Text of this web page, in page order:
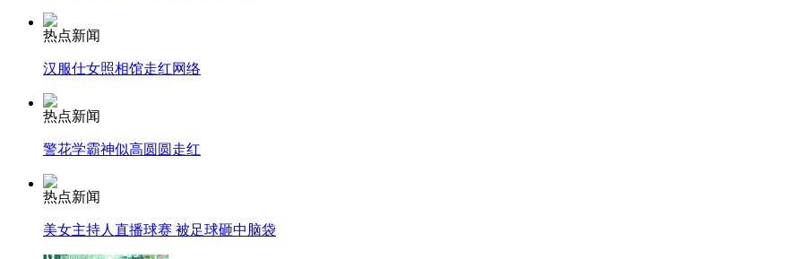
热点新闻
汉服仕女照相馆走红网络
热点新闻
警花学霸神似高圆圆走红
热点新闻
美女主持人直播球赛 被足球砸中脑袋